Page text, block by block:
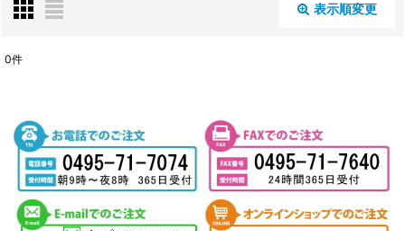
表示順変更
並び順:
絞り込む
0件